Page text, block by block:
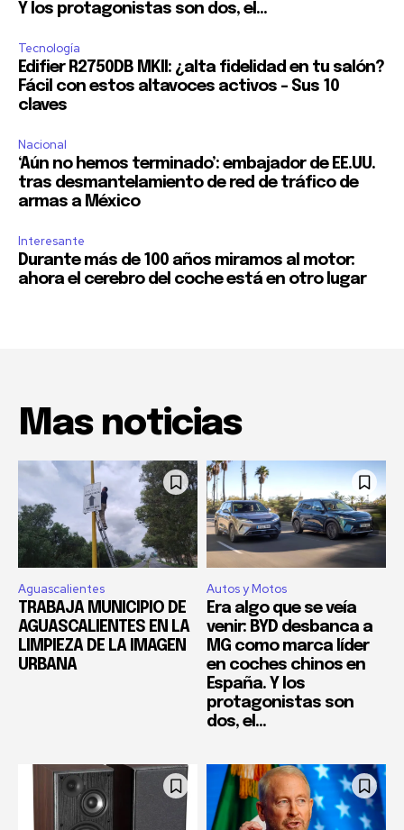
Y los protagonistas son dos, el...
Tecnología
Edifier R2750DB MKII: ¿alta fidelidad en tu salón?
Fácil con estos altavoces activos – Sus 10
claves
Nacional
‘Aún no hemos terminado’: embajador de EE.UU.
tras desmantelamiento de red de tráfico de
armas a México
Interesante
Durante más de 100 años miramos al motor:
ahora el cerebro del coche está en otro lugar
Mas noticias
Aguascalientes
TRABAJA MUNICIPIO DE
AGUASCALIENTES EN LA
LIMPIEZA DE LA IMAGEN
URBANA
Autos y Motos
Era algo que se veía
venir: BYD desbanca a
MG como marca líder
en coches chinos en
España. Y los
protagonistas son
dos, el...